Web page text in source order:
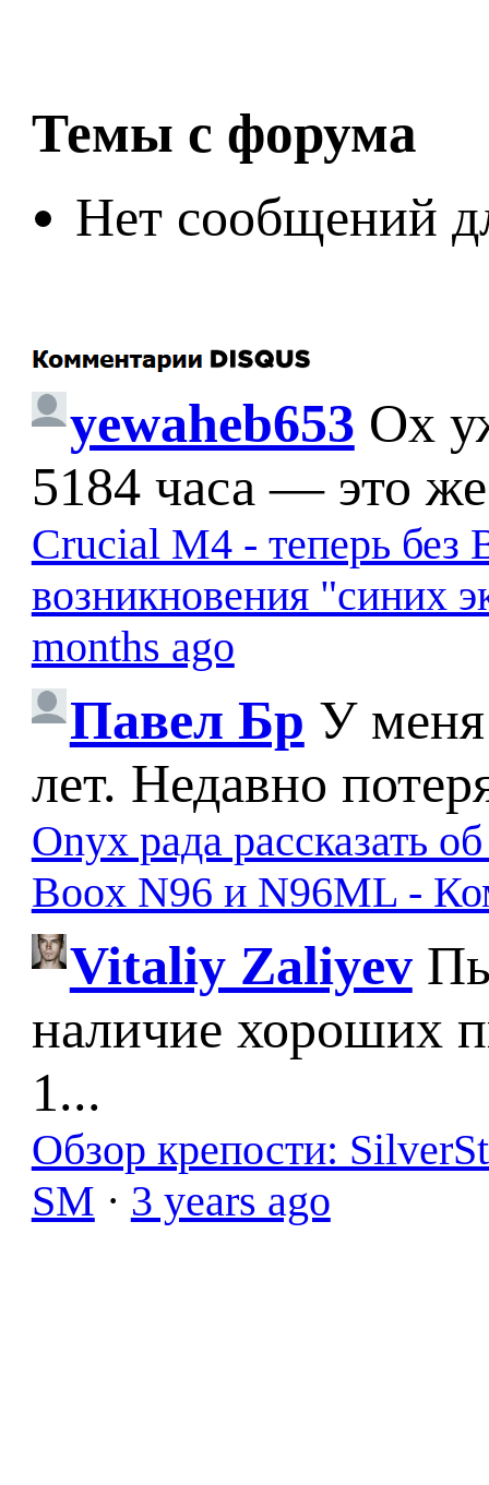
Темы с форума
Нет сообщений
yewaheb653 Ох
5184 часа — это
Crucial M4 - теперь без
возникновения "синих
months ago
Павел Бр У меня
лет. Недавно
Onyx рада рассказать
Boox N96 и N96ML -
Vitaliy Zaliyev
наличие хороших
1...
Обзор крепости:
SM · 3 years ago